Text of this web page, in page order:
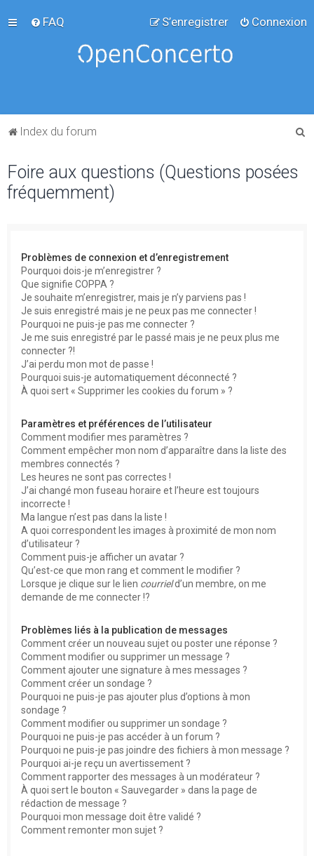
FAQ Connexion
S’enregistrer
Index du forum
Foire aux questions (Questions posées
fréquemment)
Problèmes de connexion et d’enregistrement
Pourquoi dois-je m’enregistrer ?
Que signifie COPPA ?
Je souhaite m’enregistrer, mais je n’y parviens pas !
Je suis enregistré mais je ne peux pas me connecter !
Pourquoi ne puis-je pas me connecter ?
Je me suis enregistré par le passé mais je ne peux plus me
connecter ?!
J’ai perdu mon mot de passe !
Pourquoi suis-je automatiquement déconnecté ?
À quoi sert « Supprimer les cookies du forum » ?
Paramètres et préférences de l’utilisateur
Comment modifier mes paramètres ?
Comment empêcher mon nom d’apparaître dans la liste des
membres connectés ?
Les heures ne sont pas correctes !
J’ai changé mon fuseau horaire et l’heure est toujours
incorrecte !
Ma langue n’est pas dans la liste !
A quoi correspondent les images à proximité de mon nom
d’utilisateur ?
Comment puis-je afficher un avatar ?
Qu’est-ce que mon rang et comment le modifier ?
Lorsque je clique sur le lien courrield’un membre, on me
demande de me connecter !?
Problèmes liés à la publication de messages
Comment créer un nouveau sujet ou poster une réponse ?
Comment modifier ou supprimer un message ?
Comment ajouter une signature à mes messages ?
Comment créer un sondage ?
Pourquoi ne puis-je pas ajouter plus d’options à mon
sondage ?
Comment modifier ou supprimer un sondage ?
Pourquoi ne puis-je pas accéder à un forum ?
Pourquoi ne puis-je pas joindre des fichiers à mon message ?
Pourquoi ai-je reçu un avertissement ?
Comment rapporter des messages à un modérateur ?
À quoi sert le bouton « Sauvegarder » dans la page de
rédaction de message ?
Pourquoi mon message doit être validé ?
Comment remonter mon sujet ?